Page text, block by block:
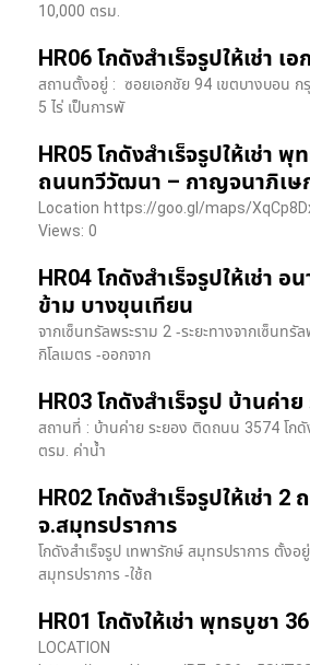
10,000 ตรม.
HR06 โกดังสำเร็จรูปให้เช่า เ
สถานตั้งอยู่ : ซอยเอกชัย 94 เขตบางบอน
5 ไร่ เป็นการพั
HR05 โกดังสำเร็จรูปให้เช่า
ถนนทวีวัฒนา – กาญจนาภิเษ
Location https://goo.gl/maps/
Views: 0
HR04 โกดังสำเร็จรูปให้เช่า
ข้าม บางขุนเทียน
จากเซ็นทรัลพระราม 2 -ระยะทางจากเซ็นทรั
กิโลเมตร -ออกจาก
HR03 โกดังสำเร็จรูป บ้านค่าย
สถานที่ : บ้านค่าย ระยอง ติดถนน 3574 โกดั
ตรม. ค่าน้ำ
HR02 โกดังสำเร็จรูปให้เช่า 2
จ.สมุทรปราการ
โกดังสำเร็จรูป เทพารักษ์ สมุทรปราการ ตั้ง
สมุทรปราการ -ใช้ถ
HR01 โกดังให้เช่า พุทธบูชา 36
LOCATION